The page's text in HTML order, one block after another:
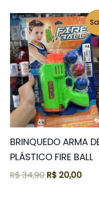
BRINQUEDO ARMA
PLÁSTICO FIRE BALL
R$34,90
O
preço
original
era:
R$ 34,90.
R$ 20,00
O
é:
R$